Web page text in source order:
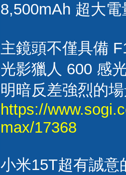
8,500mAh 超大電
主鏡頭不僅具備
光影獵人 600 感
明暗反差強烈的
https://
max/17368
小米15T超有誠意